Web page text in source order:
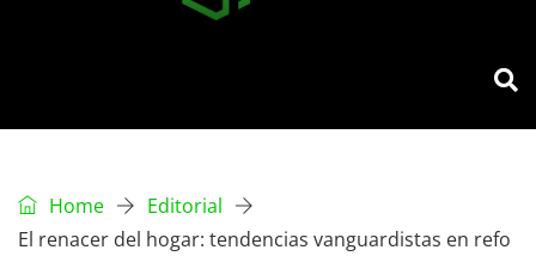
Home
Editorial
El renacer del hogar: tendencias vanguardistas en refo